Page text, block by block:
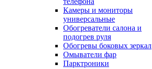
Камеры и мониторы
универсальные
Обогреватели салона и
подогрев руля
Обогревы боковых зеркал
Омыватели фар
Парктроники